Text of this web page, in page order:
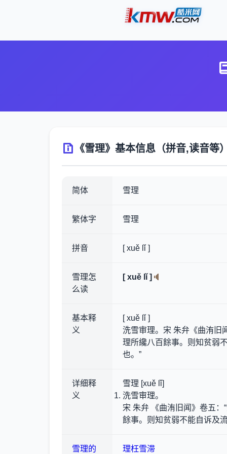
《雪理》基本信息（拼音,读音等
简体 雪理
繁体字 雪理
拼音 [ xuě lǐ ]
雪理怎
么读
[ xuě lǐ ]
基本释
义
[ xuě lǐ ]
洗雪审理。宋 朱弁《曲洧旧
理所纔八百餘事。则知贫弱
也。”
详细释
义
雪理 [xuě lǐ]
洗雪审理。
宋 朱弁 《曲洧旧闻》卷五
餘事。则知贫弱不能自诉及
雪理的 理枉雪滞